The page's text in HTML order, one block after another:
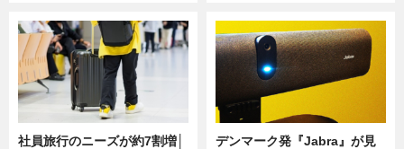
社員旅行のニーズが約7割増│
デンマーク発『Jabra』が見